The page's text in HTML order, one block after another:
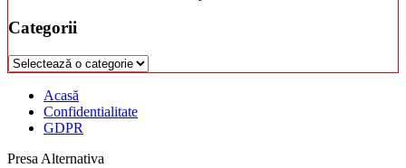
Categorii
Categorii
Acasă
Confidentialitate
GDPR
Presa Alternativa